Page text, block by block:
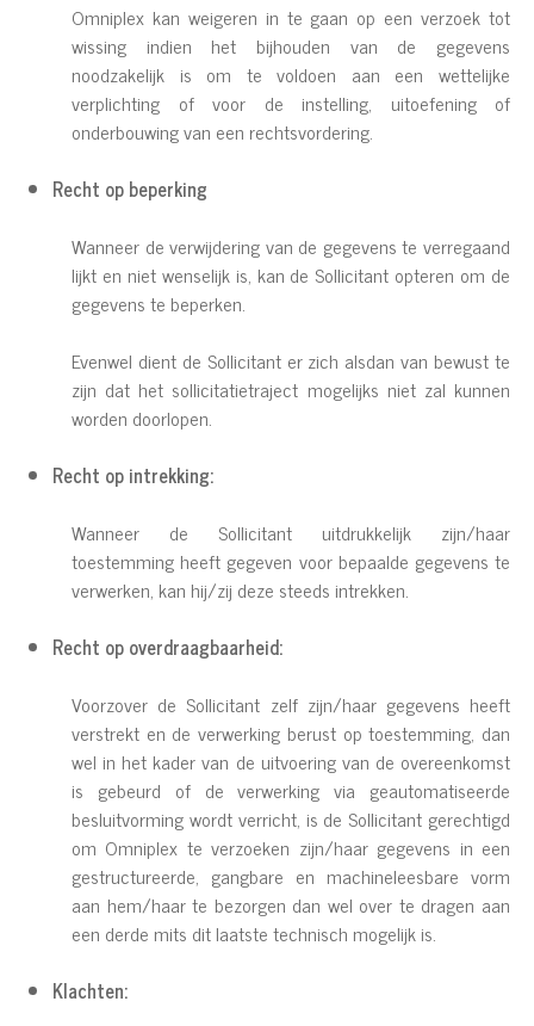
Omniplex kan weigeren in te gaan op een verzoek tot
wissing indien het bijhouden van de gegevens
noodzakelijk is om te voldoen aan een wettelijke
verplichting of voor de instelling, uitoefening of
onderbouwing van een rechtsvordering.
Recht op beperking
Wanneer de verwijdering van de gegevens te verregaand
lijkt en niet wenselijk is, kan de Sollicitant opteren om de
gegevens te beperken.
Evenwel dient de Sollicitant er zich alsdan van bewust te
zijn dat het sollicitatietraject mogelijks niet zal kunnen
worden doorlopen.
Recht op intrekking:
Wanneer de Sollicitant uitdrukkelijk zijn/haar
toestemming heeft gegeven voor bepaalde gegevens te
verwerken, kan hij/zij deze steeds intrekken.
Recht op overdraagbaarheid:
Voorzover de Sollicitant zelf zijn/haar gegevens heeft
verstrekt en de verwerking berust op toestemming, dan
wel in het kader van de uitvoering van de overeenkomst
is gebeurd of de verwerking via geautomatiseerde
besluitvorming wordt verricht, is de Sollicitant gerechtigd
om Omniplex te verzoeken zijn/haar gegevens in een
gestructureerde, gangbare en machineleesbare vorm
aan hem/haar te bezorgen dan wel over te dragen aan
een derde mits dit laatste technisch mogelijk is.
Klachten: